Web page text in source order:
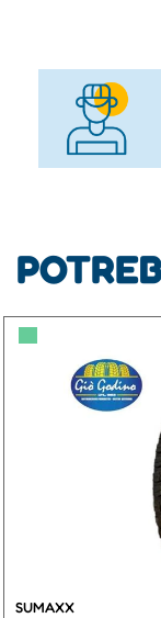
▀
SUMAXX